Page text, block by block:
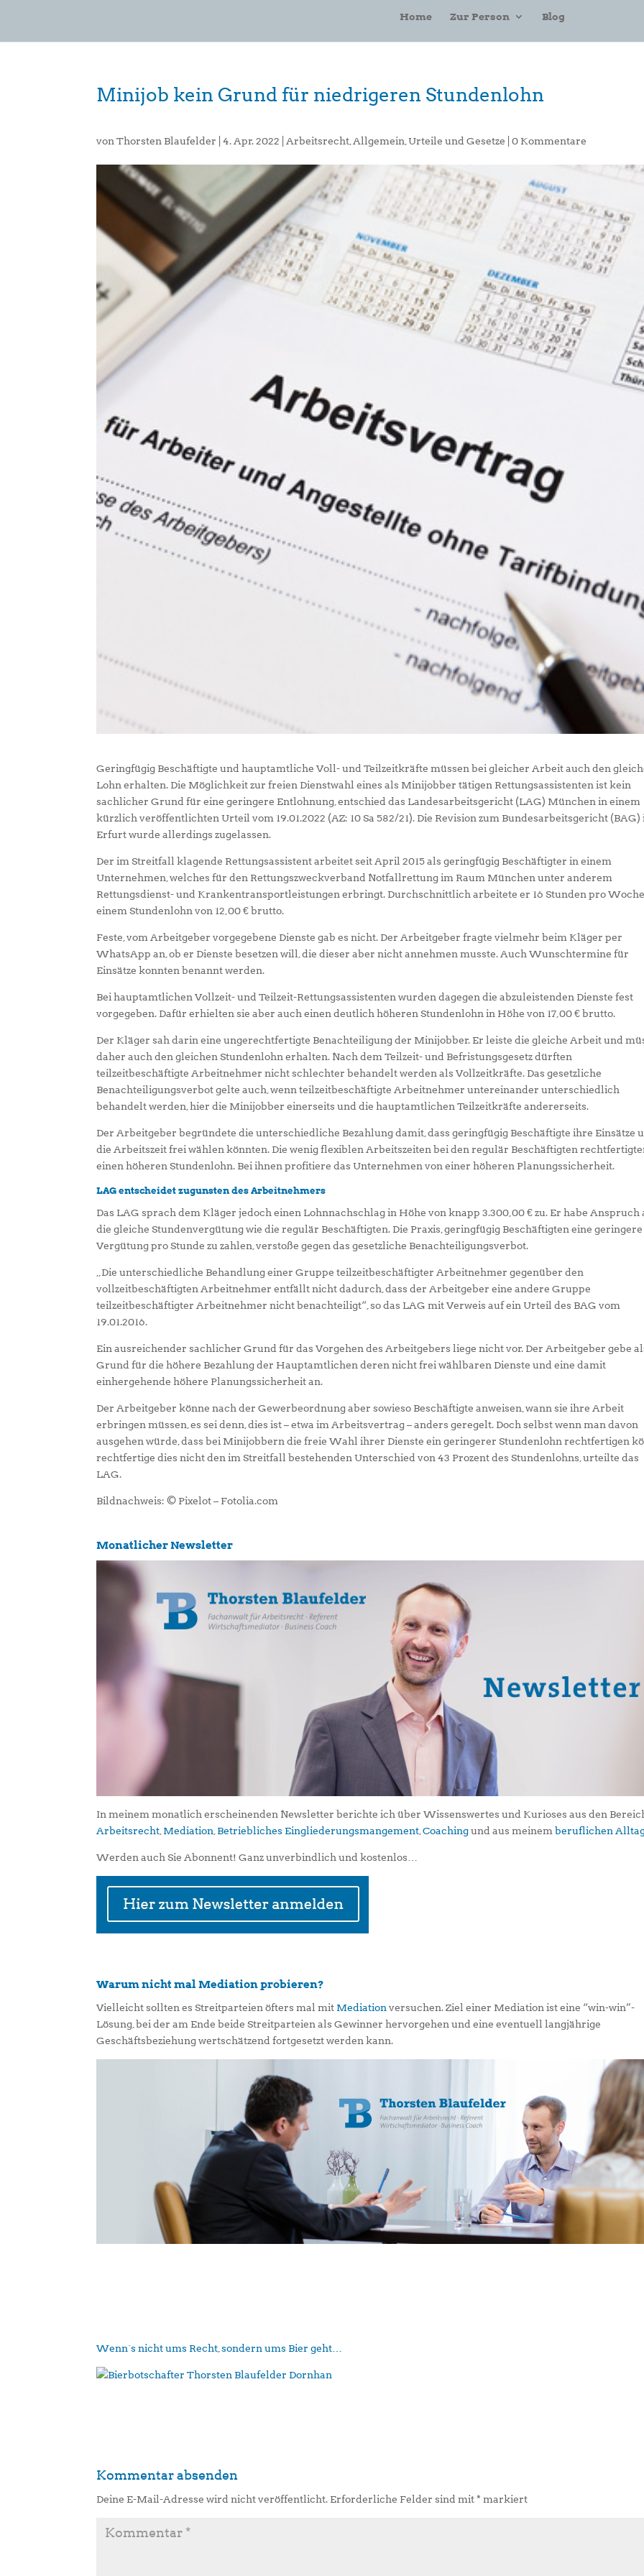
Home Zur Person Blog
Minijob kein Grund für niedrigeren Stundenlohn
vonThorsten Blaufelder |4. Apr. 2022 Arbeitsrecht Allgemein ,Urteile und Gesetze |0 Kommentare
Geringfügig Beschäftigte und hauptamtliche Voll- und Teilzeitkräfte müssen bei gleicher Arbeit auch den
Lohn erhalten. Die Möglichkeit zur freien Dienstwahl eines als Minijobber tätigen Rettungsassistenten ist kein
sachlicher Grund für eine geringere Entlohnung, entschied das Landesarbeitsgericht (LAG) München in einem
kürzlich veröffentlichten Urteil vom 19.01.2022 (AZ: 10 Sa 582/21). Die Revision zum Bundesarbeitsgericht (BAG)
Erfurt wurde allerdings zugelassen.
Der im Streitfall klagende Rettungsassistent arbeitet seit April 2015 als geringfügig Beschäftigter in einem
Unternehmen, welches für den Rettungszweckverband Notfallrettung im Raum München unter anderem
Rettungsdienst- und Krankentransportleistungen erbringt. Durchschnittlich arbeitete er 16 Stunden pro Woche
einem Stundenlohn von 12,00 € brutto.
Feste, vom Arbeitgeber vorgegebene Dienste gab es nicht. Der Arbeitgeber fragte vielmehr beim Kläger per
WhatsApp an, ob er Dienste besetzen will, die dieser aber nicht annehmen musste. Auch Wunschtermine für
Einsätze konnten benannt werden.
Bei hauptamtlichen Vollzeit- und Teilzeit-Rettungsassistenten wurden dagegen die abzuleistenden Dienste fest
vorgegeben. Dafür erhielten sie aber auch einen deutlich höheren Stundenlohn in Höhe von 17,00 € brutto.
Der Kläger sah darin eine ungerechtfertigte Benachteiligung der Minijobber. Er leiste die gleiche Arbeit und
daher auch den gleichen Stundenlohn erhalten. Nach dem Teilzeit- und Befristungsgesetz dürften
teilzeitbeschäftigte Arbeitnehmer nicht schlechter behandelt werden als Vollzeitkräfte. Das gesetzliche
Benachteiligungsverbot gelte auch, wenn teilzeitbeschäftigte Arbeitnehmer untereinander unterschiedlich
behandelt werden, hier die Minijobber einerseits und die hauptamtlichen Teilzeitkräfte andererseits.
Der Arbeitgeber begründete die unterschiedliche Bezahlung damit, dass geringfügig Beschäftigte ihre Einsätze
die Arbeitszeit frei wählen könnten. Die wenig flexiblen Arbeitszeiten bei den regulär Beschäftigten
einen höheren Stundenlohn. Bei ihnen profitiere das Unternehmen von einer höheren Planungssicherheit.
LAG entscheidet zugunsten des Arbeitnehmers
Das LAG sprach dem Kläger jedoch einen Lohnnachschlag in Höhe von knapp 3.300,00 € zu. Er habe Anspruch
die gleiche Stundenvergütung wie die regulär Beschäftigten. Die Praxis, geringfügig Beschäftigten eine geringere
Vergütung pro Stunde zu zahlen, verstoße gegen das gesetzliche Benachteiligungsverbot.
„Die unterschiedliche Behandlung einer Gruppe teilzeitbeschäftigter Arbeitnehmer gegenüber den
vollzeitbeschäftigten Arbeitnehmer entfällt nicht dadurch, dass der Arbeitgeber eine andere Gruppe
teilzeitbeschäftigter Arbeitnehmer nicht benachteiligt“, so das LAG mit Verweis auf ein Urteil des BAG vom
19.01.2016.
Ein ausreichender sachlicher Grund für das Vorgehen des Arbeitgebers liege nicht vor. Der Arbeitgeber gebe
Grund für die höhere Bezahlung der Hauptamtlichen deren nicht frei wählbaren Dienste und eine damit
einhergehende höhere Planungssicherheit an.
Der Arbeitgeber könne nach der Gewerbeordnung aber sowieso Beschäftigte anweisen, wann sie ihre Arbeit
erbringen müssen, es sei denn, dies ist – etwa im Arbeitsvertrag – anders geregelt. Doch selbst wenn man davon
ausgehen würde, dass bei Minijobbern die freie Wahl ihrer Dienste ein geringerer Stundenlohn rechtfertigen
rechtfertige dies nicht den im Streitfall bestehenden Unterschied von 43 Prozent des Stundenlohns, urteilte das
LAG.
Bildnachweis: © Pixelot – Fotolia.com
Monatlicher Newsletter
In meinem monatlich erscheinenden Newsletter berichte ich über Wissenswertes und Kurioses aus den
Arbeitsrecht Mediation Betriebliches Eingliederungsmangement ,Coachingund aus meinemberuflichen
Werden auch Sie Abonnent! Ganz unverbindlich und kostenlos…
Warum nicht mal Mediation probieren?
Vielleicht sollten es Streitparteien öfters mal mit Mediation versuchen. Ziel einer Mediation ist eine “win-win”-
Lösung, bei der am Ende beide Streitparteien als Gewinner hervorgehen und eine eventuell langjährige
Geschäftsbeziehung wertschätzend fortgesetzt werden kann.
Wenn´s nicht ums Recht, sondern ums Bier geht…
Kommentar absenden
Deine E-Mail-Adresse wird nicht veröffentlicht. Erforderliche Felder sind mit* markiert